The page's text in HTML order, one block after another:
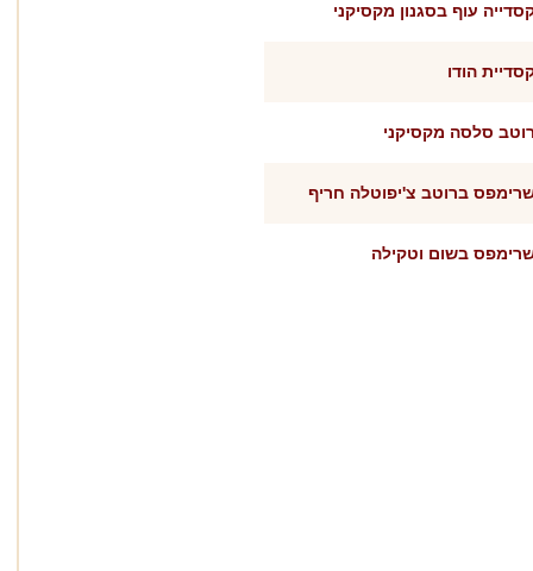
עוף בסגנון מקסיקני
הודו
סלסה מקסיקני
ברוטב צ'יפוטלה חריף
בשום וטקילה